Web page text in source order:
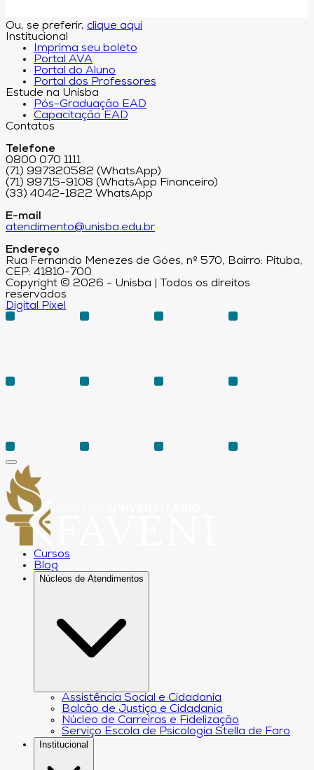
Ou, se preferir, clique aqui
Institucional
Imprima seu boleto
Portal AVA
Portal do Aluno
Portal dos Professores
Estude na Unisba
Pós-Graduação EAD
Capacitação EAD
Contatos
Telefone
0800 070 1111
(71) 997320582 (WhatsApp)
(71) 99715-9108 (WhatsApp Financeiro)
(33) 4042-1822 WhatsApp
E-mail
atendimento@unisba.edu.br
Endereço
Rua Fernando Menezes de Góes, nº 570, Bairro: Pituba,
CEP: 41810-700
Copyright © 2026 - Unisba | Todos os direitos
reservados
Digital Pixel
Cursos
Blog
Núcleos de Atendimentos
Assistência Social e Cidadania
Balcão de Justiça e Cidadania
Núcleo de Carreiras e Fidelização
Serviço Escola de Psicologia Stella de Faro
Institucional